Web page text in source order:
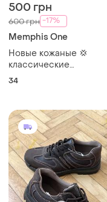
500 грн
600 грн -17%
Memphis One
Новые кожаные 💢
классические
подростковые туфли на
34